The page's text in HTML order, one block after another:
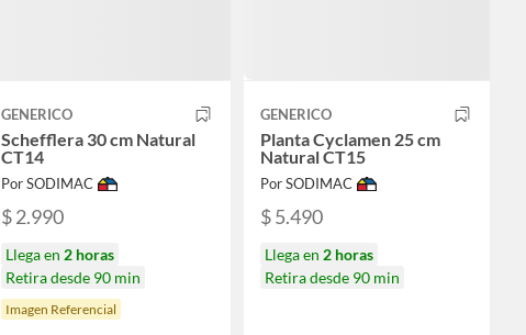
GENERICO
Schefflera 30 cm Natural
CT14
Por SODIMAC
$ 2.990
Llega en 2 horas
Retira desde 90 min
Imagen Referencial
GENERICO
Planta Cyclamen 25 cm
Natural CT15
Por SODIMAC
$ 5.490
Llega en 2 horas
Retira desde 90 min